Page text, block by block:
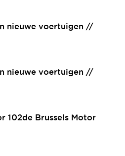
nieuwe voertuigen //
nieuwe voertuigen //
102de Brussels Motor